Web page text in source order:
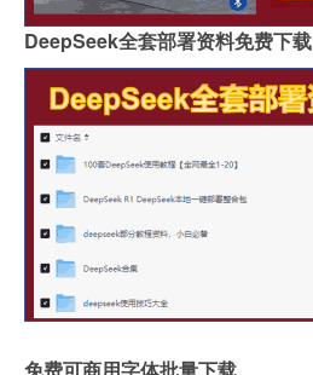
DeepSeek全套部署资料免费下载
免费可商用字体批量下载